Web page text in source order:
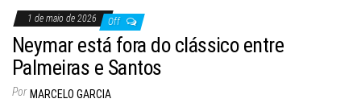
1 de maio de 2026 Off
Neymar está fora do clássico entre
Palmeiras e Santos
Por MARCELO GARCIA